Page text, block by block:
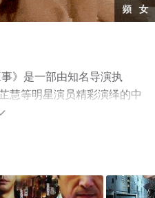
》是一部由知名导演执
慧等明星演员精彩演绎的中
晓（1-26全集），手机免
电视猫或剧情网等平台了